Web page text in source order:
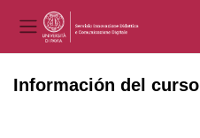
Panel lateral
Información del curso